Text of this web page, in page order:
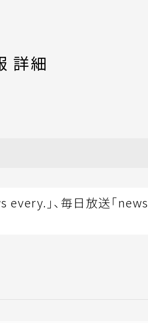
詳細
」、毎日放送「news